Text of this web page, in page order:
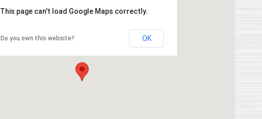
This page can't load Google Maps correctly.
Do you own this website? OK